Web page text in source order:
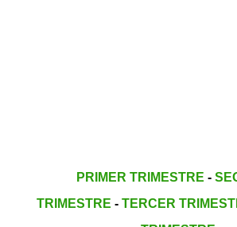
PRIMER TRIMESTRE -
TRIMESTRE - TERCER